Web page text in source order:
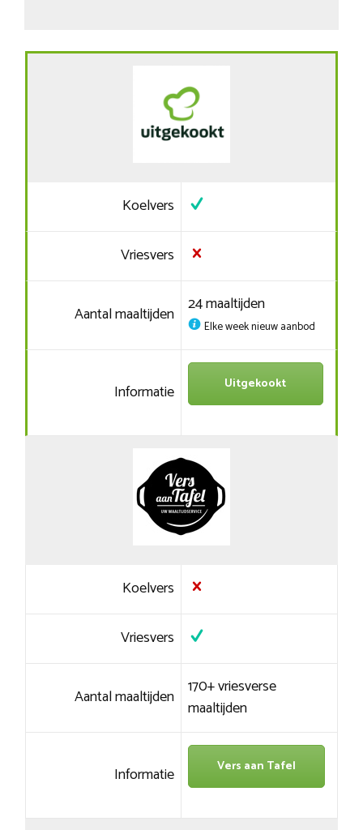
Koelvers
Vriesvers
Aantal maaltijden 24 maaltijden
Elke week nieuw aanbod
Informatie Uitgekookt
Koelvers
Vriesvers
Aantal maaltijden 170+ vriesverse
maaltijden
Informatie Vers aan Tafel